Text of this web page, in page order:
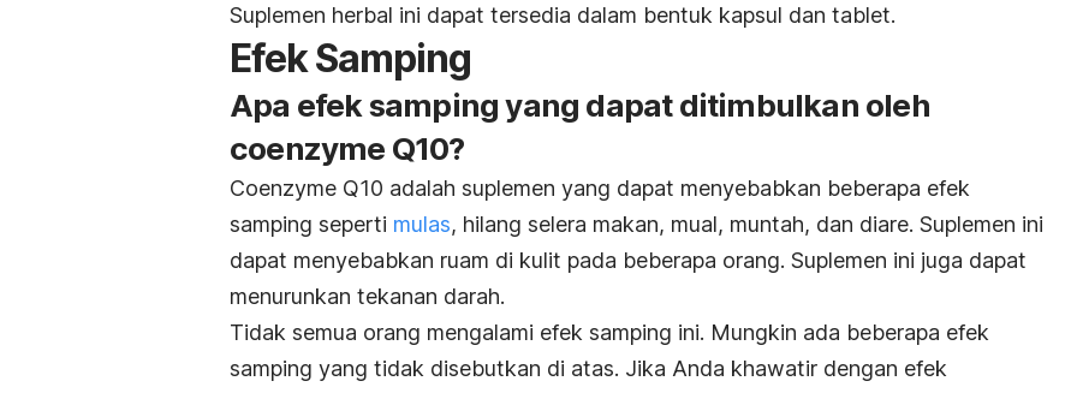
Suplemen herbal ini dapat tersedia dalam bentuk kapsul dan tablet.
Efek Samping
Apa efek samping yang dapat ditimbulkan oleh
coenzyme Q10?
Coenzyme Q10 adalah suplemen yang dapat menyebabkan beberapa efek
samping seperti mulas, hilang selera makan, mual, muntah, dan diare. Suplemen ini
dapat menyebabkan ruam di kulit pada beberapa orang. Suplemen ini juga dapat
menurunkan tekanan darah.
Tidak semua orang mengalami efek samping ini. Mungkin ada beberapa efek
samping yang tidak disebutkan di atas. Jika Anda khawatir dengan efek